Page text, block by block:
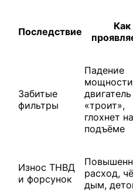
Последствие
Как
Забитые
фильтры
Падение
двигатель
«троит»,
глохнет на
подъёме
Износ ТНВД
и форсунок
расход,
дым,